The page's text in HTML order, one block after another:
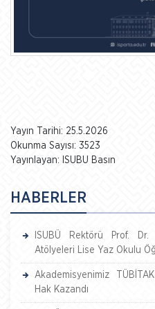
Yayın Tarihi: 25.5.2026
Okunma Sayısı: 3523
Yayınlayan: ISUBU Basın
HABERLER
ISUBÜ Rektörü Prof.
Atölyeleri Lise Yaz Okulu
Akademisyenimiz
Hak Kazandı